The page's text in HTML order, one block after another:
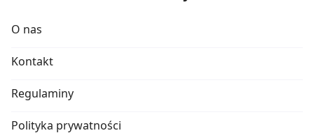
O nas
Kontakt
Regulaminy
Polityka prywatności